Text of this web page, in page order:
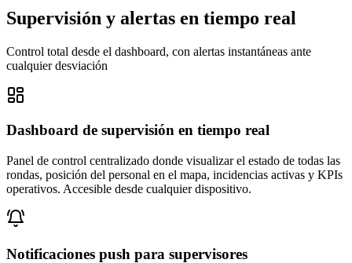
Supervisión y alertas en tiempo real
Control total desde el dashboard, con alertas instantáneas ante
cualquier desviación
Dashboard de supervisión en tiempo real
Panel de control centralizado donde visualizar el estado de todas las
rondas, posición del personal en el mapa, incidencias activas y KPIs
operativos. Accesible desde cualquier dispositivo.
Notificaciones push para supervisores